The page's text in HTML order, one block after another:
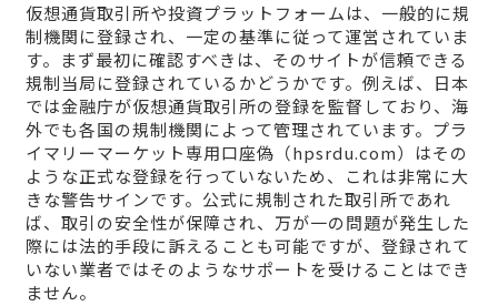
仮想通貨取引所や投資プラットフォームは、一般的に規
制機関に登録され、一定の基準に従って運営されていま
す。まず最初に確認すべきは、そのサイトが信頼できる
規制当局に登録されているかどうかです。例えば、日本
では金融庁が仮想通貨取引所の登録を監督しており、海
外でも各国の規制機関によって管理されています。プラ
イマリーマーケット専用口座偽（hpsrdu.com）はその
ような正式な登録を行っていないため、これは非常に大
きな警告サインです。公式に規制された取引所であれ
ば、取引の安全性が保障され、万が一の問題が発生した
際には法的手段に訴えることも可能ですが、登録されて
いない業者ではそのようなサポートを受けることはでき
ません。